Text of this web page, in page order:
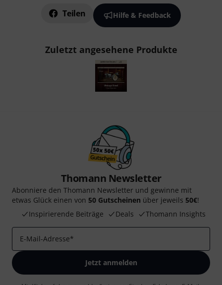
Teilen Hilfe & Feedback
Zuletzt angesehene Produkte
Thomann Newsletter
Abonniere den Thomann Newsletter und gewinne mit
etwas Glück einen von 50 Gutscheinen über jeweils 50€!
Inspirierende Beiträge
Deals Thomann Insights
E-Mail-Adresse*
Jetzt anmelden